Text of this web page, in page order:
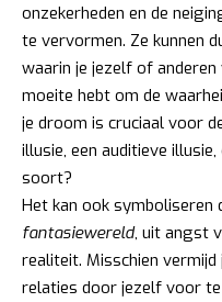
onzekerheden en de
te vervormen. Ze kunnen
waarin je jezelf of
moeite hebt om de
je droom is cruciaal voor
illusie, een auditieve
soort?
Het kan ook symboliseren
fantasiewereld, uit angst
realiteit. Misschien
relaties door jezelf voor